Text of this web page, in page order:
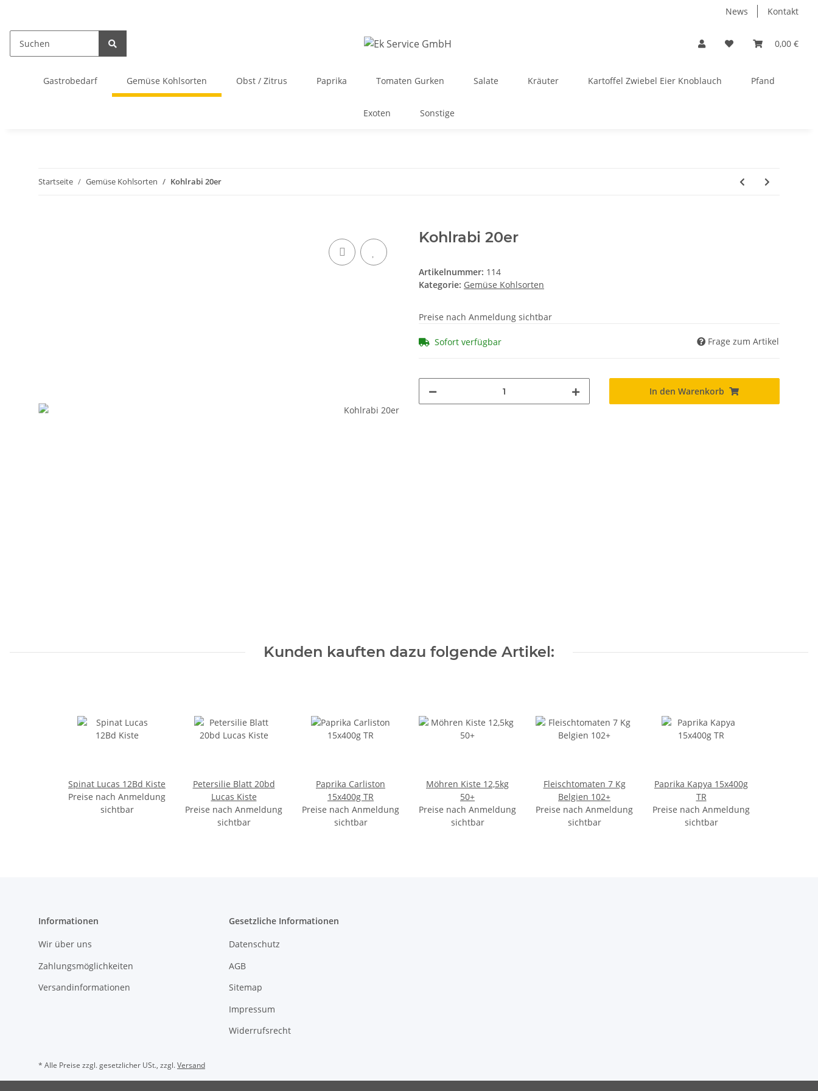
News Kontakt
0,00 €
Gastrobedarf Gemüse Kohlsorten Obst / Zitrus Paprika Tomaten Gurken Salate Kräuter Kartoffel Zwiebel Eier Knoblauch Pfand
Exoten Sonstige
Startseite Gemüse Kohlsorten Kohlrabi 20er
Kohlrabi 20er
Artikelnummer: 114
Kategorie: Gemüse Kohlsorten
Preise nach Anmeldung sichtbar
Sofort verfügbar Frage zum Artikel
In den Warenkorb
Kunden kauften dazu folgende Artikel:
Spinat Lucas 12Bd Kiste
Preise nach Anmeldung
sichtbar
Petersilie Blatt 20bd
Lucas Kiste
Preise nach Anmeldung
sichtbar
Paprika Carliston
15x400g TR
Preise nach Anmeldung
sichtbar
Möhren Kiste 12,5kg
50+
Preise nach Anmeldung
sichtbar
Fleischtomaten 7 Kg
Belgien 102+
Preise nach Anmeldung
sichtbar
Paprika Kapya 15x400g
TR
Preise nach Anmeldung
sichtbar
Informationen
Wir über uns
Zahlungsmöglichkeiten
Versandinformationen
Gesetzliche Informationen
Datenschutz
AGB
Sitemap
Impressum
Widerrufsrecht
* Alle Preise zzgl. gesetzlicher USt., zzgl.Versand